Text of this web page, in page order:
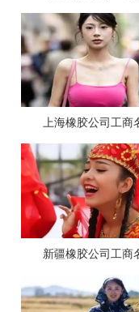
上海橡胶公司工商
新疆橡胶公司工商